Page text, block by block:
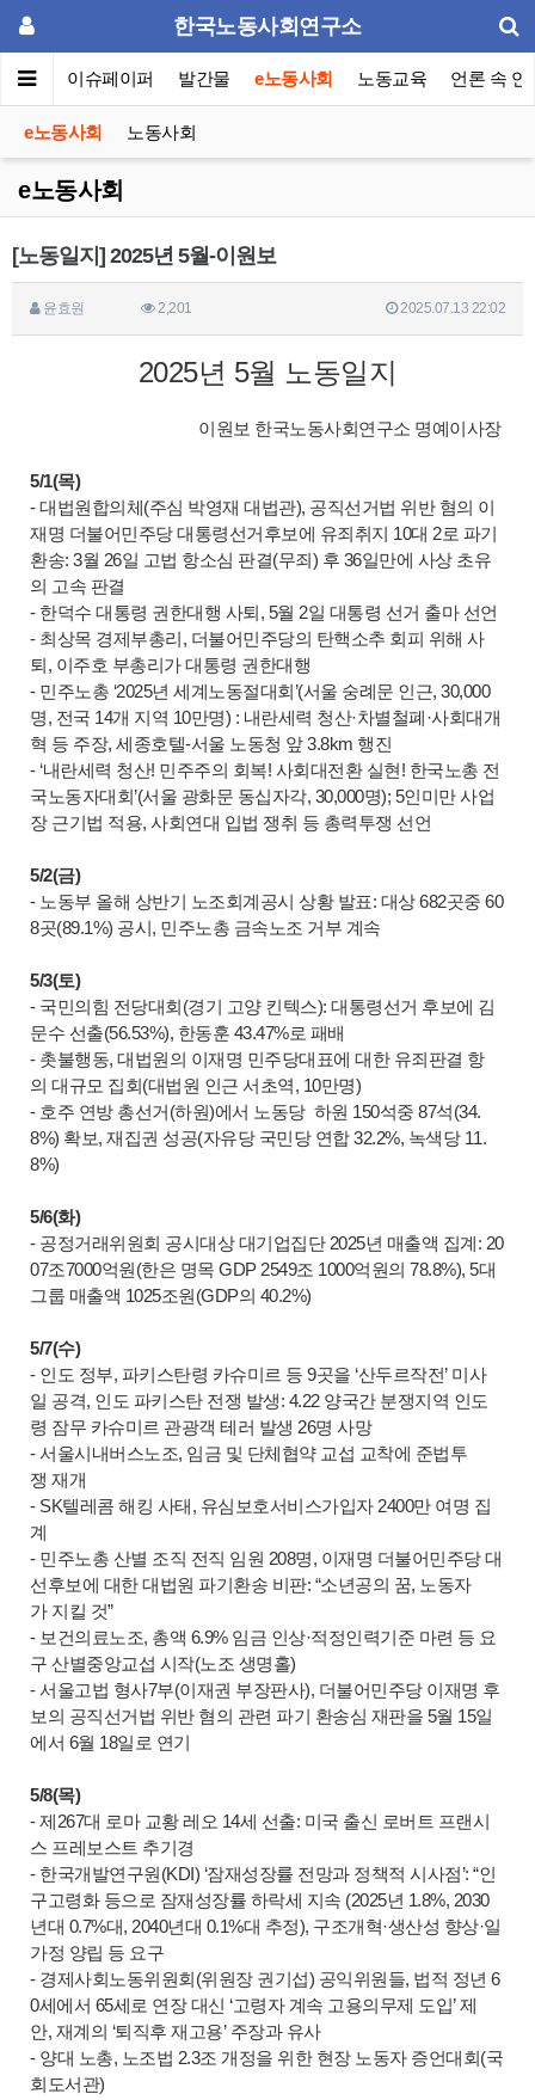
한국노동사회연구소
포럼 이슈페이퍼 발간물 e노동사회 노동교육 언론 속 연
e노동사회 노동사회
e노동사회
[노동일지] 2025년 5월-이원보
윤효원 2,201 2025.07.13 22:02
2025년 5월 노동일지
이원보 한국노동사회연구소 명예이사장
5/1(목)
- 대법원합의체(주심 박영재 대법관), 공직선거법 위반 혐의 이
재명 더불어민주당 대통령선거후보에 유죄취지 10대 2로 파기
환송: 3월 26일 고법 항소심 판결(무죄) 후 36일만에 사상 초유
의 고속 판결
- 한덕수 대통령 권한대행 사퇴, 5월 2일 대통령 선거 출마 선언
- 최상목 경제부총리, 더불어민주당의 탄핵소추 회피 위해 사
퇴, 이주호 부총리가 대통령 권한대행
- 민주노총 ‘2025년 세계노동절대회’(서울 숭례문 인근, 30,000
명, 전국 14개 지역 10만명) : 내란세력 청산·차별철폐·사회대개
혁 등 주장, 세종호텔-서울 노동청 앞 3.8km 행진
- ‘내란세력 청산! 민주주의 회복! 사회대전환 실현! 한국노총 전
국노동자대회’(서울 광화문 동십자각, 30,000명); 5인미만 사업
장 근기법 적용, 사회연대 입법 쟁취 등 총력투쟁 선언
5/2(금)
- 노동부 올해 상반기 노조회계공시 상황 발표: 대상 682곳중 60
8곳(89.1%) 공시, 민주노총 금속노조 거부 계속
5/3(토)
- 국민의힘 전당대회(경기 고양 킨텍스): 대통령선거 후보에 김
문수 선출(56.53%), 한동훈 43.47%로 패배
- 촛불행동, 대법원의 이재명 민주당대표에 대한 유죄판결 항
의 대규모 집회(대법원 인근 서초역, 10만명)
- 호주 연방 총선거(하원)에서 노동당 하원 150석중 87석(34.
8%) 확보, 재집권 성공(자유당 국민당 연합 32.2%, 녹색당 11.
8%)
5/6(화)
- 공정거래위원회 공시대상 대기업집단 2025년 매출액 집계: 20
07조7000억원(한은 명목 GDP 2549조 1000억원의 78.8%), 5대
그룹 매출액 1025조원(GDP의 40.2%)
5/7(수)
- 인도 정부, 파키스탄령 카슈미르 등 9곳을 ‘산두르작전’ 미사
일 공격, 인도 파키스탄 전쟁 발생: 4.22 양국간 분쟁지역 인도
령 잠무 카슈미르 관광객 테러 발생 26명 사망
- 서울시내버스노조, 임금 및 단체협약 교섭 교착에 준법투
쟁 재개
- SK텔레콤 해킹 사태, 유심보호서비스가입자 2400만 여명 집
계
- 민주노총 산별 조직 전직 임원 208명, 이재명 더불어민주당 대
선후보에 대한 대법원 파기환송 비판: “소년공의 꿈, 노동자
가 지킬 것”
- 보건의료노조, 총액 6.9% 임금 인상·적정인력기준 마련 등 요
구 산별중앙교섭 시작(노조 생명홀)
- 서울고법 형사7부(이재권 부장판사), 더불어민주당 이재명 후
보의 공직선거법 위반 혐의 관련 파기 환송심 재판을 5월 15일
에서 6월 18일로 연기
5/8(목)
- 제267대 로마 교황 레오 14세 선출: 미국 출신 로버트 프랜시
스 프레보스트 추기경
- 한국개발연구원(KDI) ‘잠재성장률 전망과 정책적 시사점’: “인
구고령화 등으로 잠재성장률 하락세 지속 (2025년 1.8%, 2030
년대 0.7%대, 2040년대 0.1%대 추정), 구조개혁·생산성 향상·일
가정 양립 등 요구
- 경제사회노동위원회(위원장 권기섭) 공익위원들, 법적 정년 6
0세에서 65세로 연장 대신 ‘고령자 계속 고용의무제 도입’ 제
안, 재계의 ‘퇴직후 재고용’ 주장과 유사
- 양대 노총, 노조법 2.3조 개정을 위한 현장 노동자 증언대회(국
회도서관)